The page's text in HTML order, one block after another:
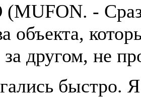
-
объекта,
за другом, не
быстро.